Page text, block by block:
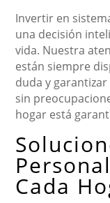
Invertir en
una decisión
vida. Nuestra
están siempre
duda y
sin
hogar está
Cada